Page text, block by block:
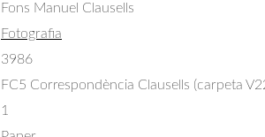
Fons Manuel Clausells
Fotografia
3986
FC5 Correspondència Clausells (carpeta
1